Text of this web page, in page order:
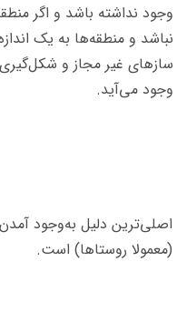
وجود نداشته باشد و اگر
نباشد و منطقه‌ها به یک
سازهای غیر مجاز و
وجود می‌آید.
اصلی‌ترین دلیل به‌وجود
(معمولا روستاها) است.